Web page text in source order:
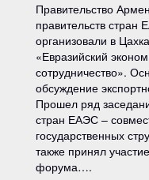
Правительство
правительств
организовали в
«Евразийский
сотрудничество».
обсуждение
Прошел ряд
стран ЕАЭС –
государственных
также принял
форума….